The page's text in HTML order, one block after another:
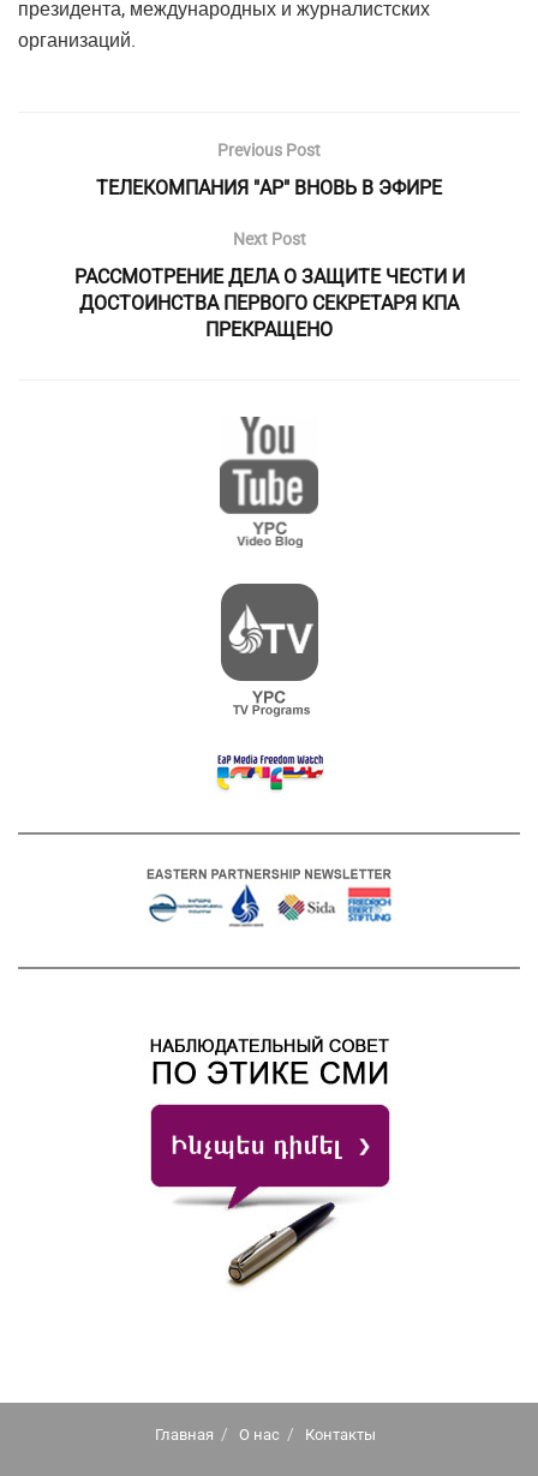
президента, международных и журналистских
организаций.
Previous Post
ТЕЛЕКОМПАНИЯ "АР" ВНОВЬ В ЭФИРЕ
Next Post
РАССМОТРЕНИЕ ДЕЛА О ЗАЩИТЕ ЧЕСТИ И
ДОСТОИНСТВА ПЕРВОГО СЕКРЕТАРЯ КПА
ПРЕКРАЩЕНО
Главная О нас Контакты